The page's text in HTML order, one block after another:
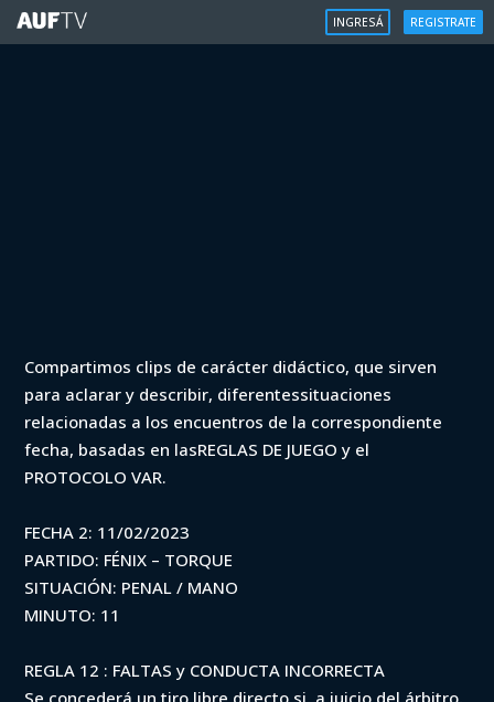
INGRESÁ REGISTRATE
VAR - Apertura 2023 - Fénix vs MVD
City Torque (min. 11)
Iniciá sesión para ver
Compartimos clips de carácter didáctico, que sirven
para aclarar y describir, diferentessituaciones
relacionadas a los encuentros de la correspondiente
fecha, basadas en lasREGLAS DE JUEGO y el
PROTOCOLO VAR.
FECHA 2: 11/02/2023
PARTIDO: FÉNIX – TORQUE
SITUACIÓN: PENAL / MANO
MINUTO: 11
REGLA 12 : FALTAS y CONDUCTA INCORRECTA
Se concederá un tiro libre directo si, a juicio del árbitro,